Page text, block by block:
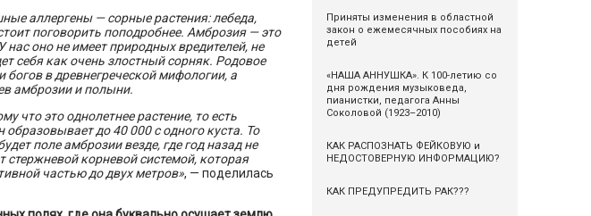
аллергены — сорные растения: лебеда,
поговорить поподробнее. Амброзия — это
нас оно не имеет природных вредителей, не
себя как очень злостный сорняк. Родовое
в древнегреческой мифологии, а
амброзии и полыни.
что это однолетнее растение, то есть
до 40 000 с одного куста. То
поле амброзии везде, где год назад не
стержневой корневой системой, которая
частью до двух метров», — поделилась
Приняты изменения в областной
закон о ежемесячных пособиях на
детей
«НАША АННУШКА». К 100-летию со
дня рождения музыковеда,
пианистки, педагога Анны
Соколовой (1923–2010)
КАК РАСПОЗНАТЬ ФЕЙКОВУЮ и
НЕДОСТОВЕРНУЮ ИНФОРМАЦИЮ?
КАК ПРЕДУПРЕДИТЬ РАК???